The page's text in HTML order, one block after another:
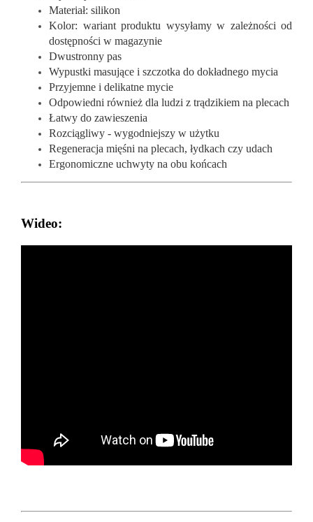
Materiał: silikon
Kolor: wariant produktu wysyłamy w zależności od
dostępności w magazynie
Dwustronny pas
Wypustki masujące i szczotka do dokładnego mycia
Przyjemne i delikatne mycie
Odpowiedni również dla ludzi z trądzikiem na plecach
Łatwy do zawieszenia
Rozciągliwy - wygodniejszy w użytku
Regeneracja mięśni na plecach, łydkach czy udach
Ergonomiczne uchwyty na obu końcach
Wideo: